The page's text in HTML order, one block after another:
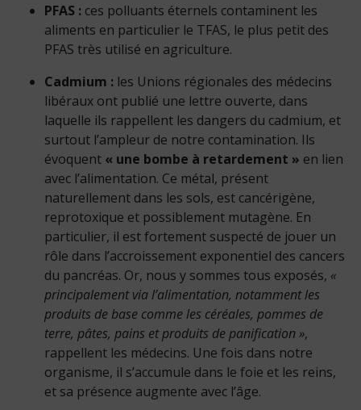
PFAS : ces polluants éternels contaminent les
aliments en particulier le TFAS, le plus petit des
PFAS très utilisé en agriculture.
Cadmium : les Unions régionales des médecins
libéraux ont publié une lettre ouverte, dans
laquelle ils rappellent les dangers du cadmium, et
surtout l’ampleur de notre contamination. Ils
évoquent « une bombe à retardement » en lien
avec l’alimentation. Ce métal, présent
naturellement dans les sols, est cancérigène,
reprotoxique et possiblement mutagène. En
particulier, il est fortement suspecté de jouer un
rôle dans l’accroissement exponentiel des cancers
du pancréas. Or, nous y sommes tous exposés, «
principalement via l’alimentation, notamment les
produits de base comme les céréales, pommes de
terre, pâtes, pains et produits de panification »,
rappellent les médecins. Une fois dans notre
organisme, il s’accumule dans le foie et les reins,
et sa présence augmente avec l’âge.